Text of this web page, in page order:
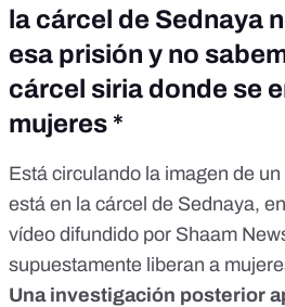
la cárcel de Sednaya
esa prisión y no
cárcel siria donde se
mujeres *
Está circulando la imagen de
está en la cárcel de Sednaya,
vídeo difundido por Shaam
supuestamente liberan a
Una investigación posterior